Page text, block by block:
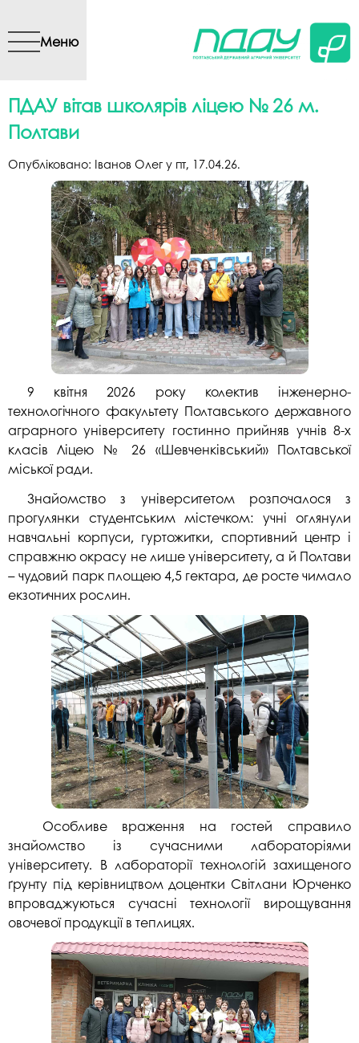
вмісту
Меню
ПДАУ вітав школярів ліцею № 26 м.
Полтави
Опубліковано: Іванов Олег у пт, 17.04.26.
9 квітня 2026 року колектив інженерно-
технологічного факультету Полтавського державного
аграрного університету гостинно прийняв учнів 8-х
класів Ліцею № 26 «Шевченківський» Полтавської
міської ради.
Знайомство з університетом розпочалося з
прогулянки студентським містечком: учні оглянули
навчальні корпуси, гуртожитки, спортивний центр і
справжню окрасу не лише університету, а й Полтави
– чудовий парк площею 4,5 гектара, де росте чимало
екзотичних рослин.
Особливе враження на гостей справило
знайомство із сучасними лабораторіями
університету. В лабораторії технологій захищеного
ґрунту під керівництвом доцентки Світлани Юрченко
впроваджуються сучасні технології вирощування
овочевої продукції в теплицях.